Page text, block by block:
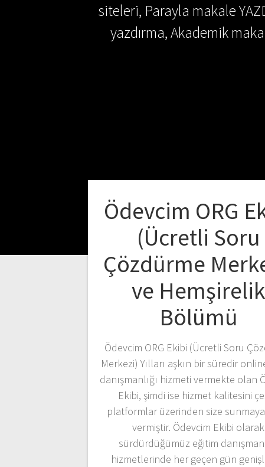
siteleri, Parayla makale
yazdırma, Akademik
Ödevcim ORG
(Ücretli Soru
Çözdürme
ve Hemşirelik
Bölümü
Ödevcim ORG Ekibi (Ücretli Soru
Merkezi) Yılları aşkın bir süredir
danışmanlığı hizmeti vermekte olan
Ekibi, şimdi ise hizmet kalitesini
platformlar üzerinden size
vermiştir. Ödevcim Ekibi olarak
sürdürdüğümüz eğitim
hizmetlerinde her geçen gün